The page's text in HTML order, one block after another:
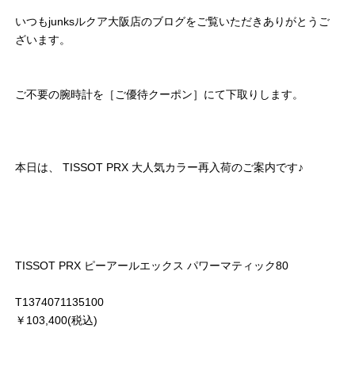
いつもjunksルクア大阪店のブログをご覧いただきありがとうご
ざいます。
ご不要の腕時計を［ご優待クーポン］にて下取りします。
本日は、 TISSOT PRX 大人気カラー再入荷のご案内です♪
TISSOT PRX ピーアールエックス パワーマティック80
T1374071135100
￥103,400(税込)